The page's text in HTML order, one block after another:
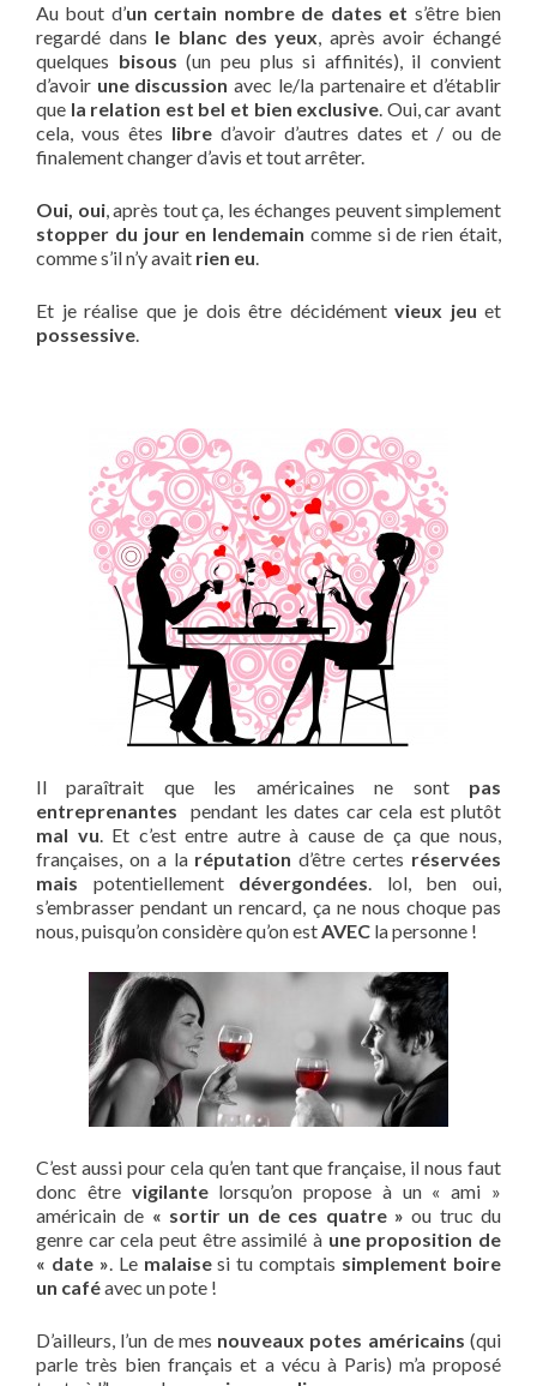
Au bout d’un certain nombre de dates et s’être bien
regardé dans le blanc des yeux, après avoir échangé
quelques bisous (un peu plus si affinités), il convient
d’avoir une discussion avec le/la partenaire et d’établir
que la relation est bel et bien exclusive. Oui, car avant
cela, vous êtes libre d’avoir d’autres dates et / ou de
finalement changer d’avis et tout arrêter.
Oui, oui, après tout ça, les échanges peuvent simplement
stopper du jour en lendemain comme si de rien était,
comme s’il n’y avait rien eu.
Et je réalise que je dois être décidément vieux jeu et
possessive.
Il paraîtrait que les américaines ne sont pas
entreprenantes pendant les dates car cela est plutôt
mal vu. Et c’est entre autre à cause de ça que nous,
françaises, on a la réputation d’être certes réservées
mais potentiellement dévergondées. lol, ben oui,
s’embrasser pendant un rencard, ça ne nous choque pas
nous, puisqu’on considère qu’on estAVEC la personne !
C’est aussi pour cela qu’en tant que française, il nous faut
donc être vigilantelorsqu’on propose à un « ami »
américain de « sortir un de ces quatre » ou truc du
genre car cela peut être assimilé à une proposition de
« date ». Le malaisesi tu comptais simplement boire
un caféavec un pote !
D’ailleurs, l’un de mes nouveaux potes américains (qui
parle très bien français et a vécu à Paris) m’a proposé